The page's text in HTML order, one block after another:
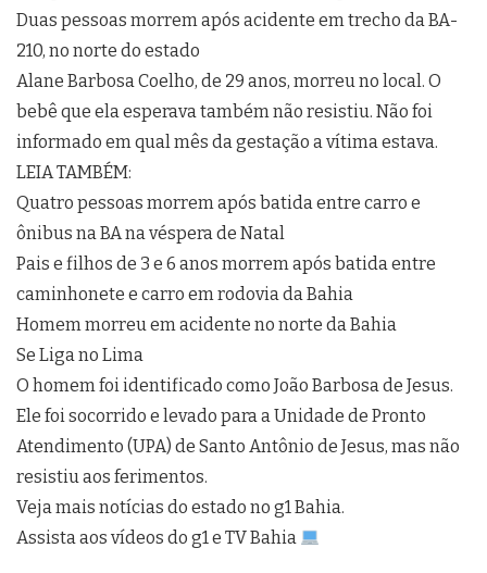
Duas pessoas morrem após acidente em trecho da BA-
210, no norte do estado
Alane Barbosa Coelho, de 29 anos, morreu no local. O
bebê que ela esperava também não resistiu. Não foi
informado em qual mês da gestação a vítima estava.
LEIA TAMBÉM:
Quatro pessoas morrem após batida entre carro e
ônibus na BA na véspera de Natal
Pais e filhos de 3 e 6 anos morrem após batida entre
caminhonete e carro em rodovia da Bahia
Homem morreu em acidente no norte da Bahia
Se Liga no Lima
O homem foi identificado como João Barbosa de Jesus.
Ele foi socorrido e levado para a Unidade de Pronto
Atendimento (UPA) de Santo Antônio de Jesus, mas não
resistiu aos ferimentos.
Veja mais notícias do estado no g1 Bahia.
Assista aos vídeos do g1 e TV Bahia